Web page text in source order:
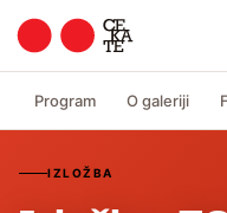
Program O galeriji
IZLOŽBA